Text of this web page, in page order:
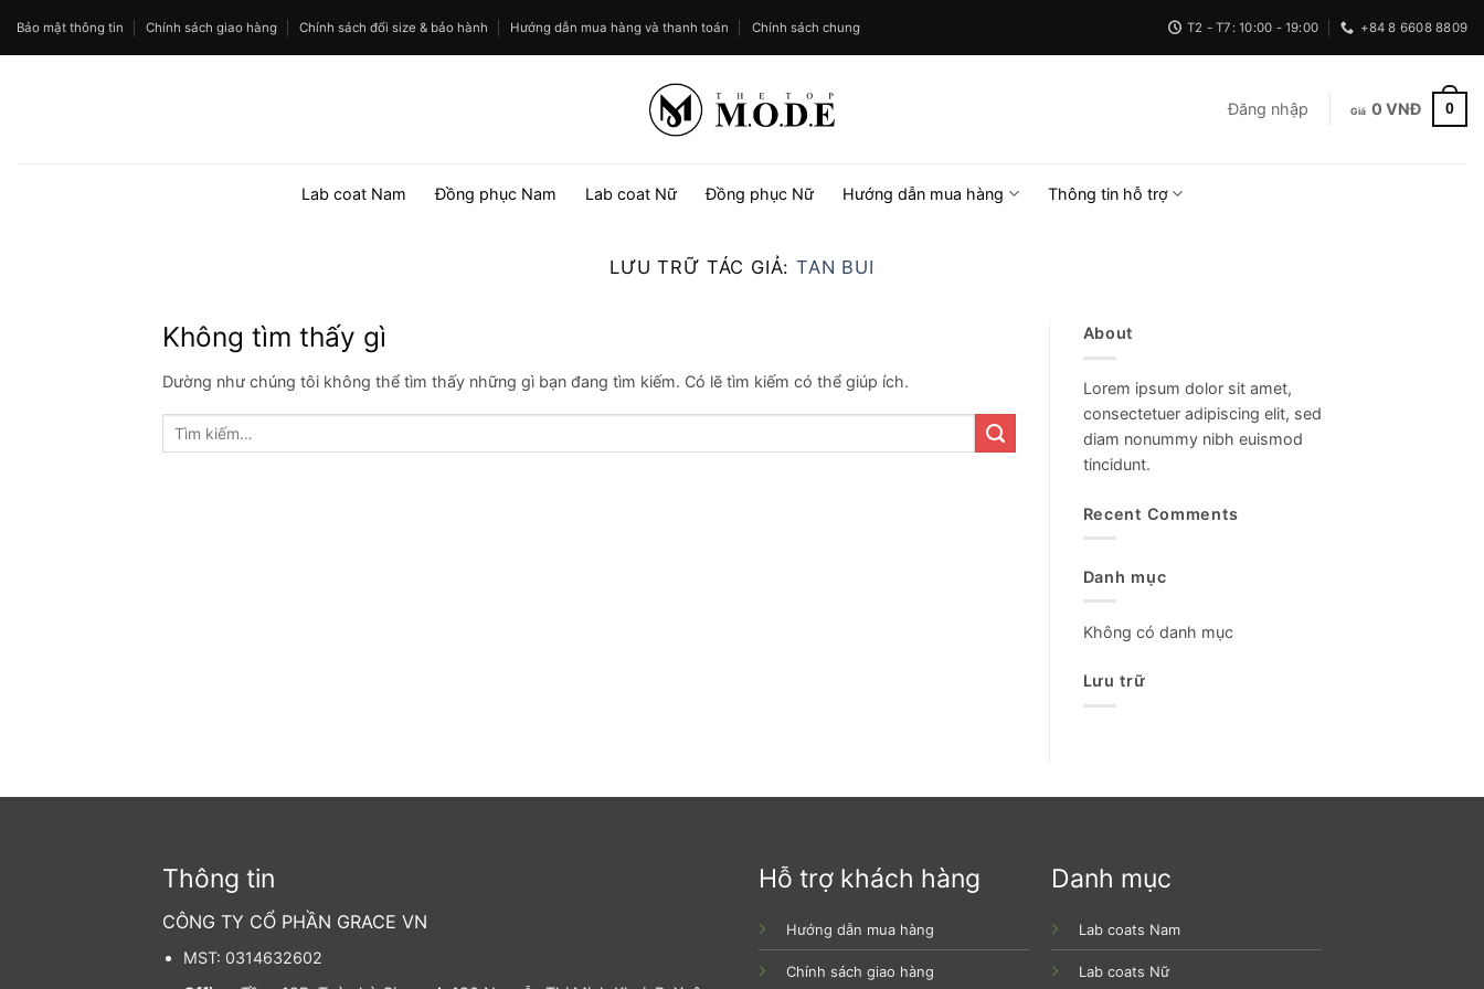
quaBảo mật thông tin Chính sách giao hàng Chính sách đổi size & bảo hành Hướng dẫn mua hàng và thanh toán Chính sách chung T2 - T7: 10:00 - 19:00 +84 8 6608 8809
Đăng nhập 0 VNĐ 0
Lab coat Nam Đồng phục Nam Lab coat Nữ Đồng phục Nữ Hướng dẫn mua hàng Thông tin hỗ trợ
LƯU TRỮ TÁC GIẢ:TAN BUI
Không tìm thấy gì
Dường như chúng tôi không thể tìm thấy những gì bạn đang tìm kiếm. Có lẽ tìm kiếm có thể giúp ích.
About
Lorem ipsum dolor sit amet,
consectetuer adipiscing elit, sed
diam nonummy nibh euismod
tincidunt.
Recent Comments
Danh mục
Không có danh mục
Lưu trữ
Thông tin
CÔNG TY CỔ PHẦN GRACE VN
MST: 0314632602
Hỗ trợ khách hàng
Hướng dẫn mua hàng
Chính sách giao hàng
Danh mục
Lab coats Nam
Lab coats Nữ